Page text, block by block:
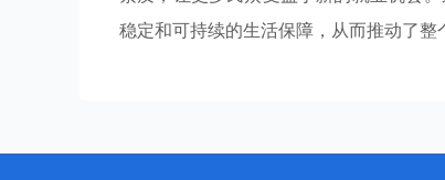
稳定和可持续的生活保障，从而推动了整